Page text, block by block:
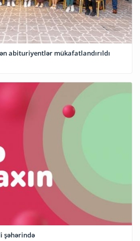
abituriyentlər mükafatlandırıldı
şəhərində